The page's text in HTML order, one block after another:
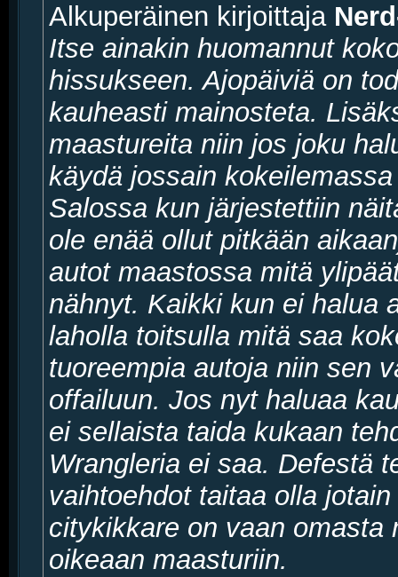
Alkuperäinen kirjoittaja
Itse ainakin huomannut
hissukseen. Ajopäiviä on
kauheasti mainosteta.
maastureita niin jos joku
käydä jossain
Salossa kun järjestettiin
ole enää ollut pitkään
autot maastossa mitä
nähnyt. Kaikki kun ei halua
laholla toitsulla mitä saa
tuoreempia autoja niin sen
offailuun. Jos nyt haluaa
ei sellaista taida kukaan
Wrangleria ei saa. Defestä
vaihtoehdot taitaa olla
citykikkare on vaan omasta
oikeaan maasturiin.